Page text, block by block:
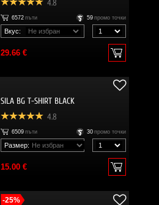
4.8
6572 пъти 59 промо точки
Вкус:
29.66 €
SILA BG T-SHIRT BLACK
4.8
6509 пъти 30 промо точки
Размер:
15.00 €
-25%